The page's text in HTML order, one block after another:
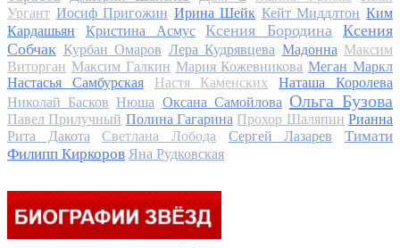
Ургант Иосиф Пригожин Ирина Шейк Кейт Миддлтон Ким
Кардашьян
Кристина Асмус Ксения Бородина
Ксения
Собчак Курбан Омаров Лера Кудрявцева Мадонна Максим
Виторган Максим Галкин Мария Кожевникова Меган Маркл
Настасья Самбурская
Настя Каменских
Наташа Королева
Николай Басков Нюша Оксана Самойлова Ольга Бузова
Павел Прилучный Полина Гагарина Прохор Шаляпин Рианна
Рита Дакота
Светлана Лобода Сергей Лазарев
Тимати
Филипп Киркоров Яна Рудковская